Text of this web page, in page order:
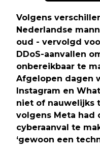
Volgens
Nederlandse
oud - vervolgd
DDoS-aanvallen
onbereikbaar te
Afgelopen dagen
Instagram en
niet of nauwelijks
volgens Meta had
cyberaanval te
‘gewoon een